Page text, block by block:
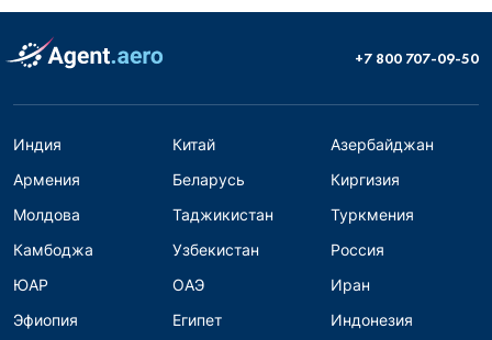
+7 800 707-09-50
Индия Китай
Азербайджан
Армения
Беларусь
Киргизия
Молдова
Таджикистан
Туркмения
Камбоджа
Узбекистан
Россия
ЮАР
ОАЭ
Иран
Эфиопия
Египет
Индонезия